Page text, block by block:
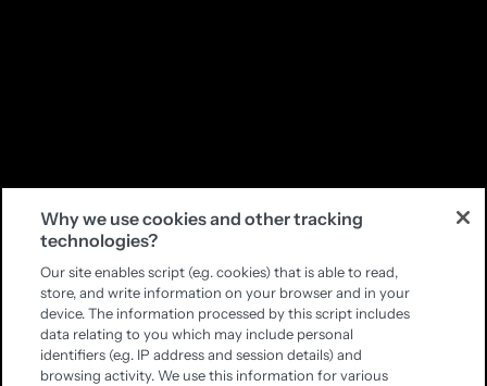
Why we use cookies and other tracking
technologies?
Our site enables script (e.g. cookies) that is able to read,
store, and write information on your browser and in your
device. The information processed by this script includes
data relating to you which may include personal
identifiers (e.g. IP address and session details) and
browsing activity. We use this information for various